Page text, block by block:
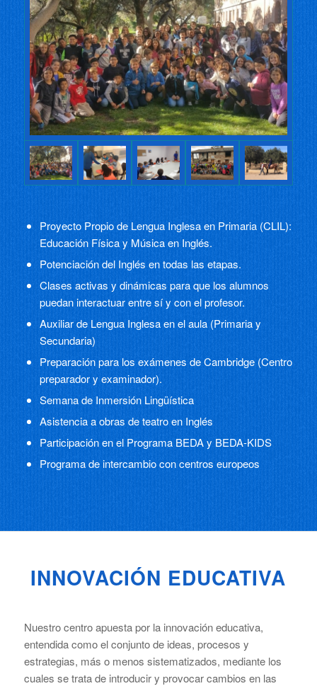
Proyecto Propio de Lengua Inglesa en Primaria (CLIL):
Educación Física y Música en Inglés.
Potenciación del Inglés en todas las etapas.
Clases activas y dinámicas para que los alumnos
puedan interactuar entre sí y con el profesor.
Auxiliar de Lengua Inglesa en el aula (Primaria y
Secundaria)
Preparación para los exámenes de Cambridge (Centro
preparador y examinador).
Semana de Inmersión Lingüística
Asistencia a obras de teatro en Inglés
Participación en el Programa BEDA y BEDA-KIDS
Programa de intercambio con centros europeos
INNOVACIÓN EDUCATIVA
Nuestro centro apuesta por la innovación educativa,
entendida como el conjunto de ideas, procesos y
estrategias, más o menos sistematizados, mediante los
cuales se trata de introducir y provocar cambios en las